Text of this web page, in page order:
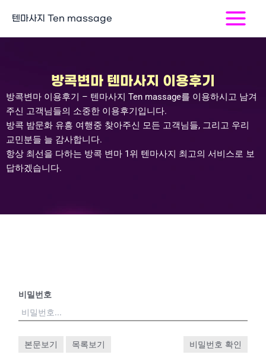
츠
뛰
기
텐마사지 Ten massage
Main
Menu
방콕변마 텐마사지 이용후기
방콕변마 이용후기 – 텐마사지 Ten massage를 이용하시고 남겨
주신 고객님들의 소중한 이용후기입니다.
방콕 밤문화 유흥 여행중 찾아주신 모든 고객님들, 그리고 우리
교민분들 늘 감사합니다.
항상 최선을 다하는 방콕 변마 1위 텐마사지 최고의 서비스로 보
답하겠습니다.
비밀번호
본문보기 목록보기 비밀번호 확인